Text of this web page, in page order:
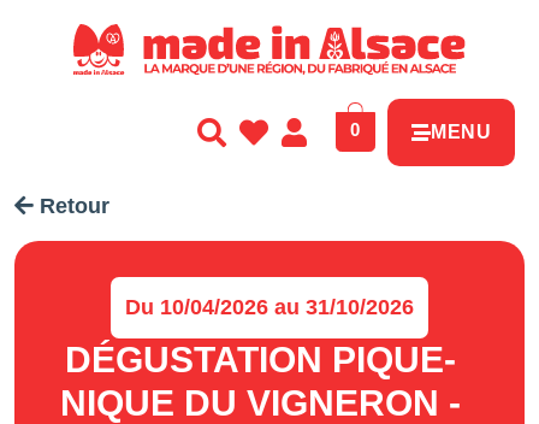
0 MENU
Retour
Du 10/04/2026 au 31/10/2026
DÉGUSTATION PIQUE-
NIQUE DU VIGNERON -